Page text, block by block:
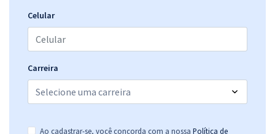
Celular
Carreira
Ao cadastrar-se, você concorda com a nossa Política de